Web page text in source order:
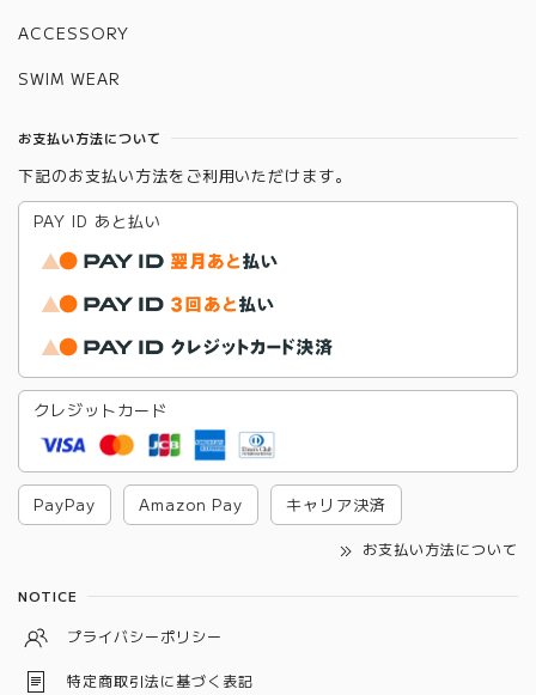
ACCESSORY
SWIM WEAR
お支払い方法について
下記のお支払い方法をご利用いただけます。
PAY ID あと払い
クレジットカード
PayPay Amazon Pay キャリア決済
お支払い方法について
NOTICE
プライバシーポリシー
特定商取引法に基づく表記